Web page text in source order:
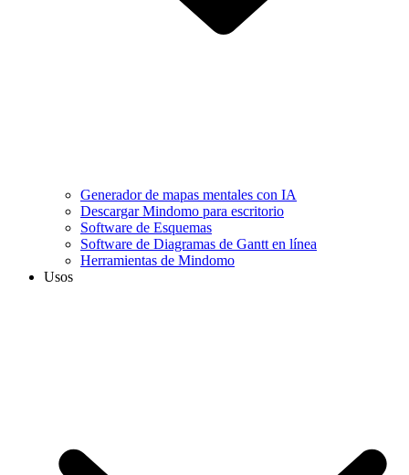
Generador de mapas mentales con IA
Descargar Mindomo para escritorio
Software de Esquemas
Software de Diagramas de Gantt en línea
Herramientas de Mindomo
Usos